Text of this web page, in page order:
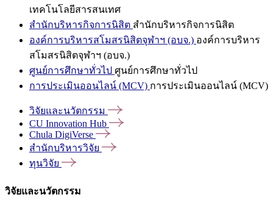
เทคโนโลยีสารสนเทศ
สำนักบริหารกิจการนิสิต สำนักบริหารกิจการนิสิต
องค์การบริหารสโมสรนิสิตจุฬาฯ (อบจ.) องค์การบริหาร
สโมสรนิสิตจุฬาฯ (อบจ.)
ศูนย์การศึกษาทั่วไป ศูนย์การศึกษาทั่วไป
การประเมินออนไลน์ (MCV) การประเมินออนไลน์ (MCV)
วิจัยและนวัตกรรม
CU Innovation Hub
Chula DigiVerse
สำนักบริหารวิจัย
ทุนวิจัย
วิจัยและนวัตกรรม